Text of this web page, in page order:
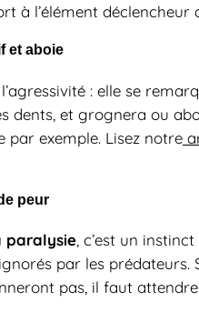
à l’élément déclencheur
et aboie
: elle se
dents, et grognera ou
par exemple. Lisez notre
peur
paralysie , c’est un
par les
pas, il faut